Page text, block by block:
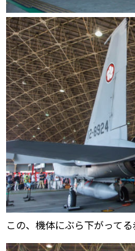
この、機体にぶら下がってる